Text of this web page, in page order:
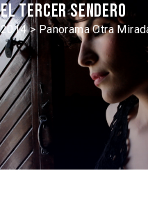
El tercer sendero
2014 > Panorama Otra